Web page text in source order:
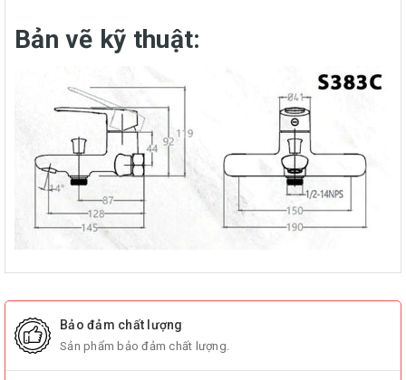
Bản vẽ kỹ thuật:
Bảo đảm chất lượng
Sản phẩm bảo đảm chất lượng.